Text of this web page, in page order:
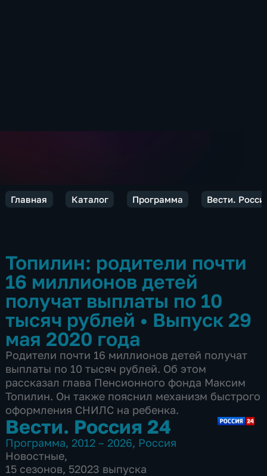
Главная Каталог Программа Вести.
Топилин: родители почти
16 миллионов детей
получат выплаты по 10
тысяч рублей • Выпуск 29
мая 2020 года
Родители почти 16 миллионов детей получат
выплаты по 10 тысяч рублей. Об этом
рассказал глава Пенсионного фонда Максим
Топилин. Он также пояснил механизм быстрого
оформления СНИЛС на ребенка.
Вести. Россия 24
Программа, 2012 – 2026, Россия
Новостные,
15 сезонов, 52023 выпуска